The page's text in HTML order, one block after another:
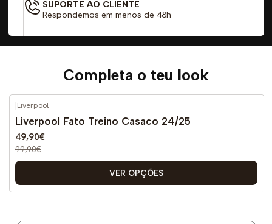
SUPORTE AO CLIENTE
Respondemos em menos de 48h
Completa o teu look
DESCONTO
|Liverpool
Liverpool Fato Treino Casaco 24/25
49,90€
99,90€
VER OPÇÕES